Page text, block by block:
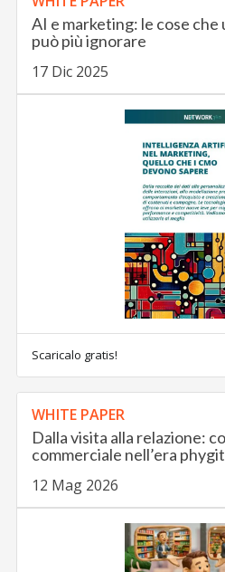
AI e marketing: le cose che
può più ignorare
17 Dic 2025
Scaricalo gratis!
WHITE PAPER
Dalla visita alla relazione:
commerciale nell’era
12 Mag 2026